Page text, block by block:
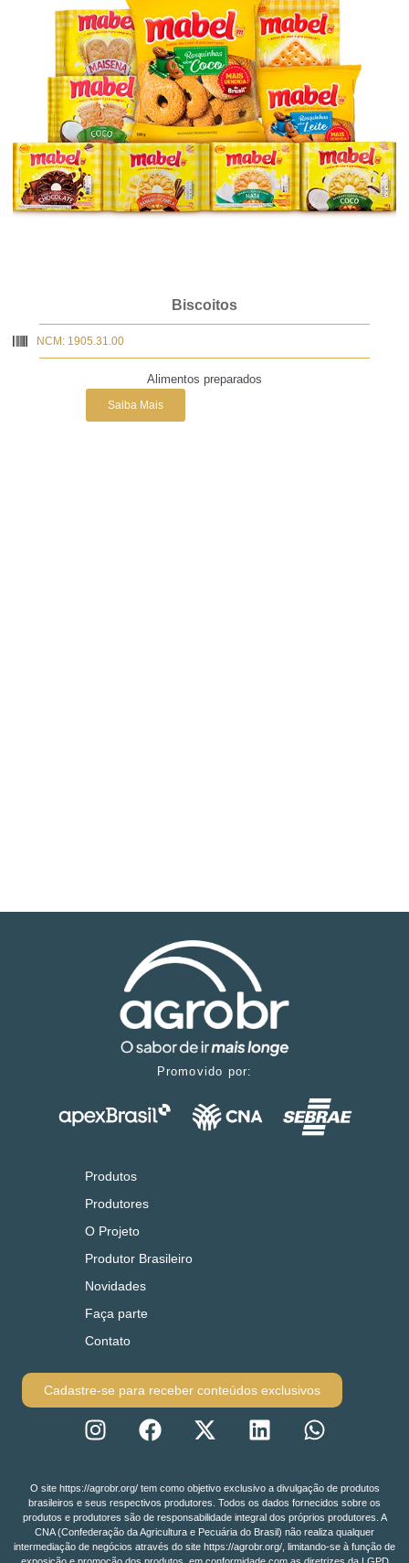
Biscoitos
NCM: 1905.31.00
Alimentos preparados
Saiba Mais
Promovido por:
Produtos
Produtores
O Projeto
Produtor Brasileiro
Novidades
Faça parte
Contato
Cadastre-se para receber conteúdos exclusivos
O site https://agrobr.org/ tem como objetivo exclusivo a divulgação de produtos
brasileiros e seus respectivos produtores. Todos os dados fornecidos sobre os
produtos e produtores são de responsabilidade integral dos próprios produtores. A
CNA (Confederação da Agricultura e Pecuária do Brasil) não realiza qualquer
intermediação de negócios através do site https://agrobr.org/, limitando-se à função de